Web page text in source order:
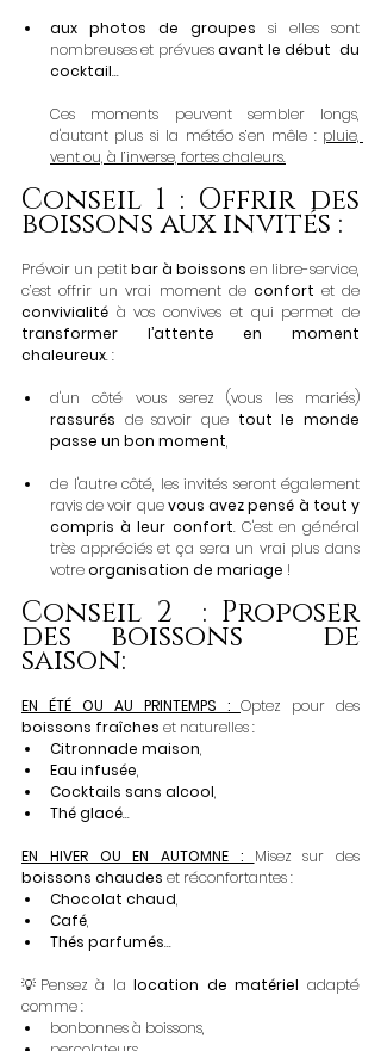
aux photos de groupes si elles sont
nombreuses et prévues avant le début  du
cocktail...
Ces moments peuvent sembler longs,
d'autant plus si la météo s’en mêle : pluie,
vent ou, à l’inverse, fortes chaleurs.
Conseil 1 : Offrir des
boissons aux invités :
Prévoir un petit bar à boissons en libre-service,
c’est offrir un vrai moment de confort
convivialité
transformer l’attente en moment
chaleureux. :
rassurés de savoir que tout le monde
passe un bon moment,
de l'autre côté, les invités seront également
ravis de voir que vous avez pensé à tout y
compris à leur confort. C'est en général
très appréciés et ça sera un vrai plus dans
votre organisation de mariage !
Conseil 2  : Proposer
des boissons  de
saison:
EN ÉTÉ OU AU PRINTEMPS :
boissons fraîches et naturelles :
Citronnade maison,
Eau infusée,
Cocktails sans alcool,
Thé glacé...
EN HIVER OU EN AUTOMNE :
boissons chaudes et réconfortantes :
Chocolat chaud,
Café,
Thés parfumés...
💡Pensez à la location de matériel adapté
comme :
bonbonnes à boissons,